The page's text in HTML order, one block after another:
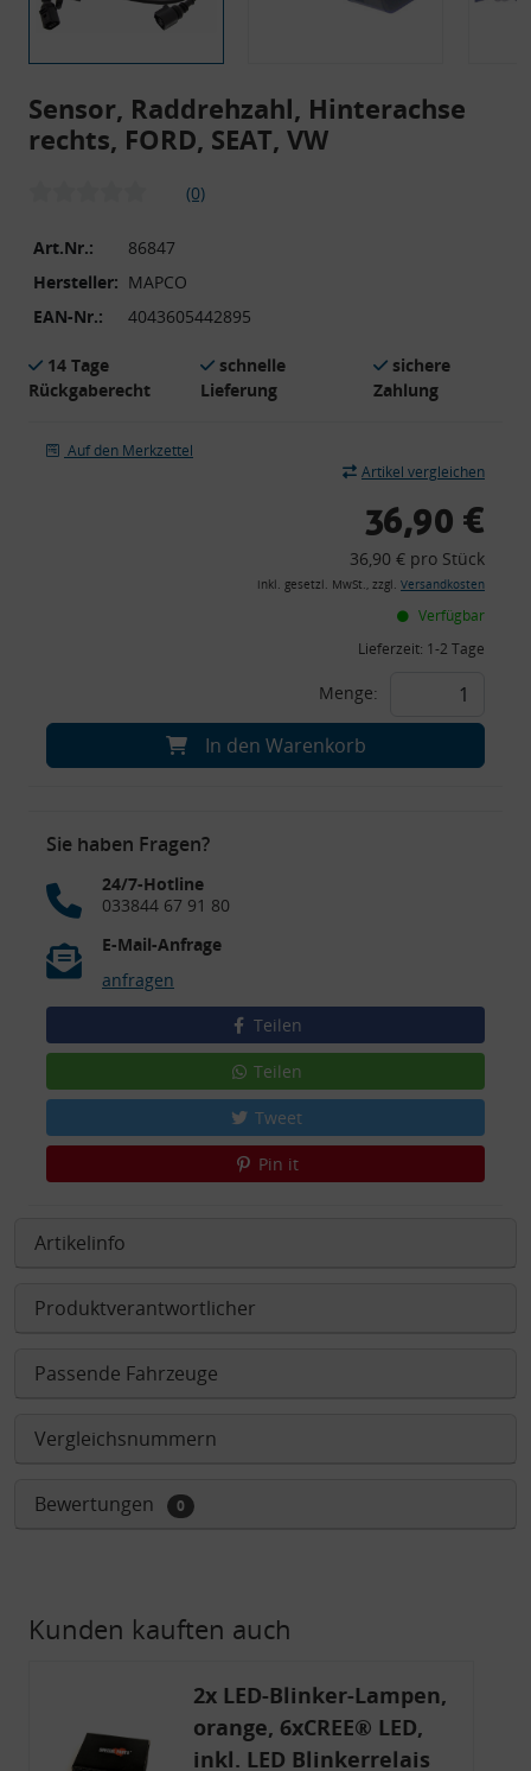
Sensor, Raddrehzahl, Hinterachse
rechts, FORD, SEAT, VW
(0)
Art.Nr.:
86847
Hersteller: MAPCO
EAN-Nr.:
4043605442895
14 Tage
Rückgaberecht
schnelle
Lieferung
sichere
Zahlung
Auf den Merkzettel
Artikel vergleichen
36,90 €
36,90 € pro Stück
inkl. gesetzl. MwSt., zzgl. Versandkosten
Verfügbar
Lieferzeit: 1-2 Tage
Menge:
In den Warenkorb
Sie haben Fragen?
24/7-Hotline
033844 67 91 80
E-Mail-Anfrage
anfragen
Teilen
Teilen
Tweet
Pin it
Artikelinfo
Produktverantwortlicher
Passende Fahrzeuge
Vergleichsnummern
Bewertungen 0
Kunden kauften auch
2x LED-Blinker-Lampen,
orange, 6xCREE® LED,
inkl. LED Blinkerrelais